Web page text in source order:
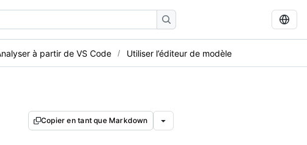
à partir de VS Code Utiliser l’éditeur de modèle
Copier en tant que Markdown